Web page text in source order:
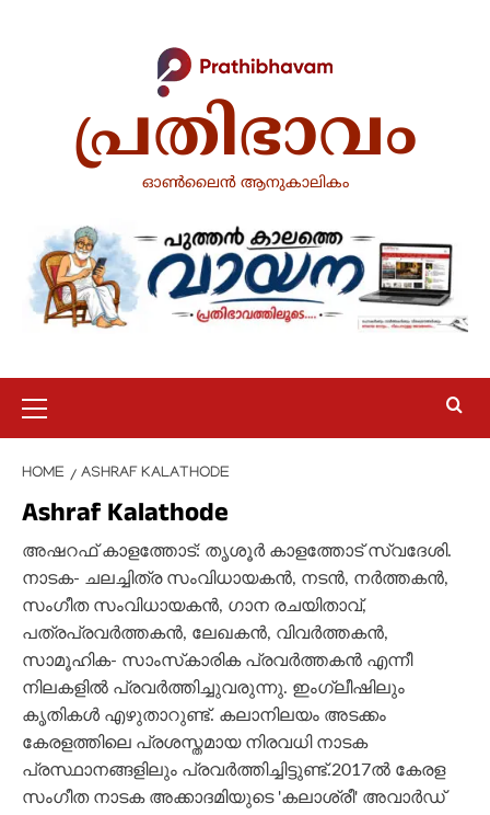
പ്രതിഭാവം
ഓൺലൈൻ ആനുകാലികം
Menu
HOME ASHRAF KALATHODE
Ashraf Kalathode
അഷറഫ് കാളത്തോട്: തൃശൂര്‍ കാളത്തോട് സ്വദേശി.
നാടക- ചലച്ചിത്ര സംവിധായകന്‍, നടന്‍, നര്‍ത്തകന്‍,
സംഗീത സംവിധായകന്‍, ഗാന രചയിതാവ്,
പത്രപ്രവര്‍ത്തകന്‍, ലേഖകൻ, വിവര്‍ത്തകൻ,
സാമൂഹിക- സാംസ്‌കാരിക പ്രവര്‍ത്തകന്‍ എന്നീ
നിലകളില്‍ പ്രവർത്തിച്ചുവരുന്നു. ഇംഗ്ലീഷിലും
കൃതികൾ എഴുതാറുണ്ട്. കലാനിലയം അടക്കം
കേരളത്തിലെ പ്രശസ്തമായ നിരവധി നാടക
പ്രസ്ഥാനങ്ങളിലും പ്രവര്‍ത്തിച്ചിട്ടുണ്ട്.2017ല്‍ കേരള
സംഗീത നാടക അക്കാദമിയുടെ 'കലാശ്രീ' അവാര്‍ഡ്